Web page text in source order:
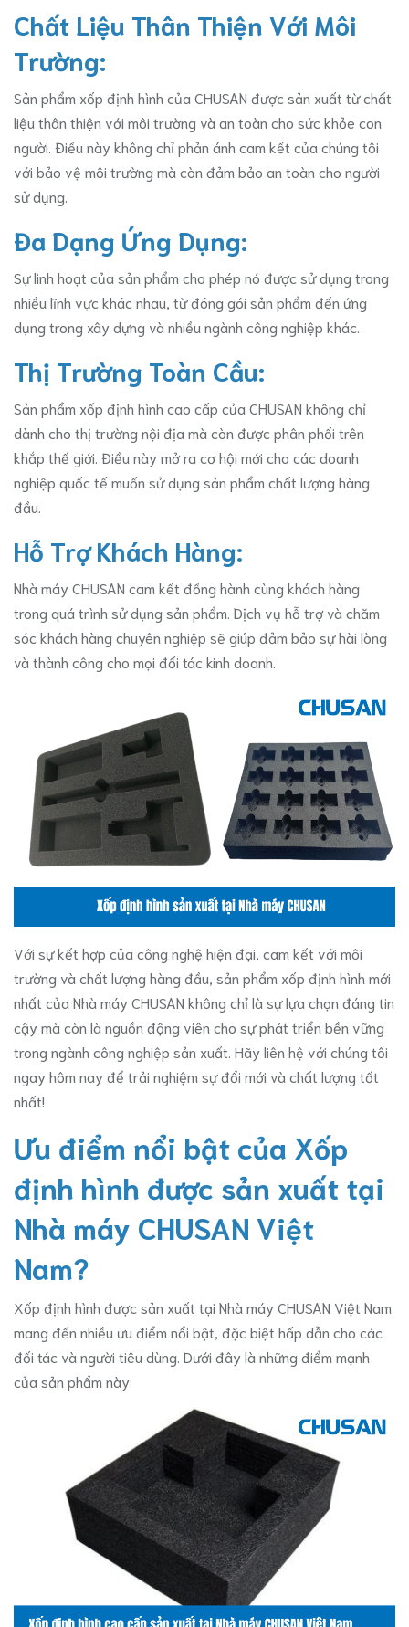
Chất Liệu Thân Thiện Với Môi
Trường:
Sản phẩm xốp định hình của CHUSAN được sản xuất từ chất
liệu thân thiện với môi trường và an toàn cho sức khỏe con
người. Điều này không chỉ phản ánh cam kết của chúng tôi
với bảo vệ môi trường mà còn đảm bảo an toàn cho người
sử dụng.
Đa Dạng Ứng Dụng:
Sự linh hoạt của sản phẩm cho phép nó được sử dụng trong
nhiều lĩnh vực khác nhau, từ đóng gói sản phẩm đến ứng
dụng trong xây dựng và nhiều ngành công nghiệp khác.
Thị Trường Toàn Cầu:
Sản phẩm xốp định hình cao cấp của CHUSAN không chỉ
dành cho thị trường nội địa mà còn được phân phối trên
khắp thế giới. Điều này mở ra cơ hội mới cho các doanh
nghiệp quốc tế muốn sử dụng sản phẩm chất lượng hàng
đầu.
Hỗ Trợ Khách Hàng:
Nhà máy CHUSAN cam kết đồng hành cùng khách hàng
trong quá trình sử dụng sản phẩm. Dịch vụ hỗ trợ và chăm
sóc khách hàng chuyên nghiệp sẽ giúp đảm bảo sự hài lòng
và thành công cho mọi đối tác kinh doanh.
Với sự kết hợp của công nghệ hiện đại, cam kết với môi
trường và chất lượng hàng đầu, sản phẩm xốp định hình mới
nhất của Nhà máy CHUSAN không chỉ là sự lựa chọn đáng tin
cậy mà còn là nguồn động viên cho sự phát triển bền vững
trong ngành công nghiệp sản xuất. Hãy liên hệ với chúng tôi
ngay hôm nay để trải nghiệm sự đổi mới và chất lượng tốt
nhất!
Ưu điểm nổi bật của Xốp
định hình được sản xuất tại
Nhà máy CHUSAN Việt
Nam?
Xốp định hình được sản xuất tại Nhà máy CHUSAN Việt Nam
mang đến nhiều ưu điểm nổi bật, đặc biệt hấp dẫn cho các
đối tác và người tiêu dùng. Dưới đây là những điểm mạnh
của sản phẩm này: